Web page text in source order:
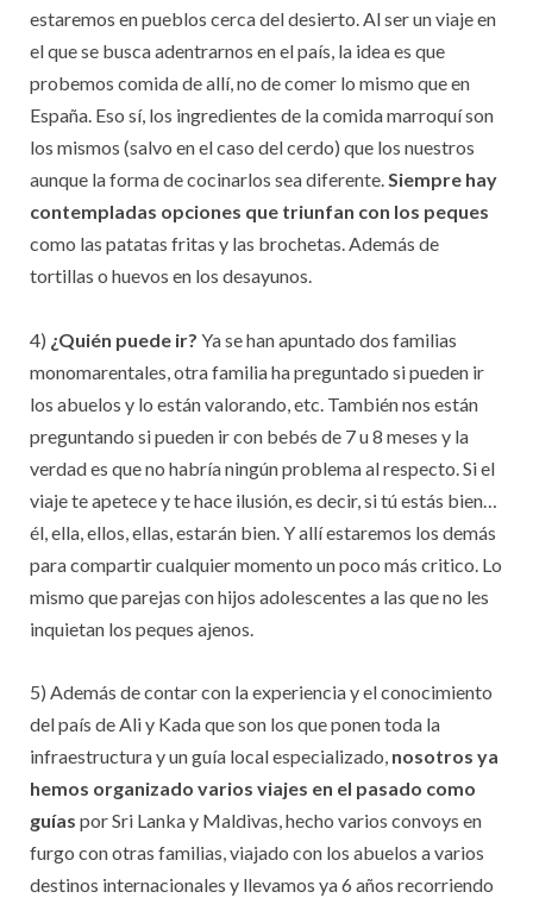
estaremos en pueblos cerca del desierto. Al ser un viaje en
el que se busca adentrarnos en el país, la idea es que
probemos comida de allí, no de comer lo mismo que en
España. Eso sí, los ingredientes de la comida marroquí son
los mismos (salvo en el caso del cerdo) que los nuestros
aunque la forma de cocinarlos sea diferente.Siempre hay
contempladas opciones que triunfan con los peques
como las patatas fritas y las brochetas. Además de
tortillas o huevos en los desayunos.
4) ¿Quién puede ir? Ya se han apuntado dos familias
monomarentales, otra familia ha preguntado si pueden ir
los abuelos y lo están valorando, etc. También nos están
preguntando si pueden ir con bebés de 7 u 8 meses y la
verdad es que no habría ningún problema al respecto. Si el
viaje te apetece y te hace ilusión, es decir, si tú estás bien…
él, ella, ellos, ellas, estarán bien. Y allí estaremos los demás
para compartir cualquier momento un poco más critico. Lo
mismo que parejas con hijos adolescentes a las que no les
inquietan los peques ajenos.
5) Además de contar con la experiencia y el conocimiento
del país de Ali y Kada que son los que ponen toda la
infraestructura y un guía local especializado, nosotros ya
hemos organizado varios viajes en el pasado como
guías por Sri Lanka y Maldivas, hecho varios convoys en
furgo con otras familias, viajado con los abuelos a varios
destinos internacionales y llevamos ya 6 años recorriendo